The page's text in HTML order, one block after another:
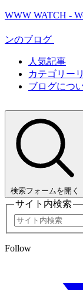
WWW WATCH -
ンのブログ
人気記事
カテゴリー
ブログにつ
検索フォームを開く
サイト内検索
Follow